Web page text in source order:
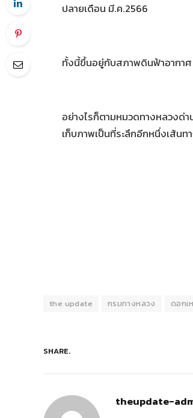
ปลายเดือน มี.ค.2566
ทั้งนี้ขึ้นอยู่กับสภาพดินฟ้าอากาศ
อย่างไรก็ตามหมวดทางหลวงด่า
เก็บภาพเป็นที่ระลึกอีกหนึ่งเส้น
the update กรมทางหลวง ดอกเ
SHARE.
theupdate-